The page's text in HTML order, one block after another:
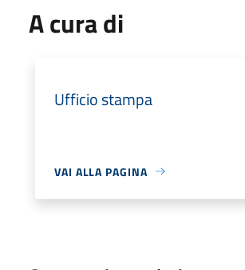
A cura di
Ufficio stampa
VAI ALLA PAGINA